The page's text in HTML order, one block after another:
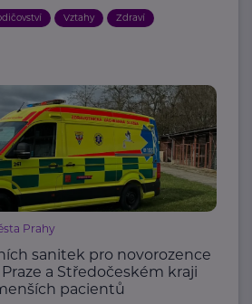
Vztahy Zdraví
Prahy
sanitek pro novorozence
a Středočeském kraji
pacientů